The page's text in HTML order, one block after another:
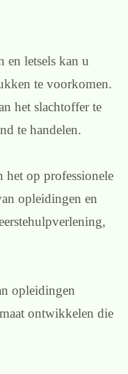
letsels kan u
te voorkomen.
het slachtoffer te
te handelen.
het op professionele
opleidingen en
opleidingen
ontwikkelen die